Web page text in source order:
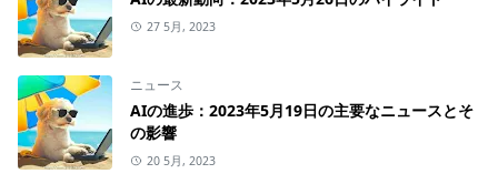
27 5月, 2023
ニュース
AIの進歩：2023年5月19日の主要なニュースとそ
の影響
20 5月, 2023